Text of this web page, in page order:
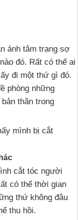
ánh tâm trạng sợ
đó. Rất có thể ai
đi một thứ gì đó.
phòng những
thân trong
mình bị cắt
cắt tóc người
có thể thời gian
thứ không đâu
thu hồi.